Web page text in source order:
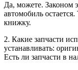
Да, можете. Законом
автомобиль
книжку.
2. Какие запчасти
устанавливать:
Есть ли запчасти в